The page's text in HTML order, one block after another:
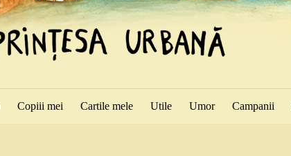
Copiii mei Cartile mele Utile Umor Campanii